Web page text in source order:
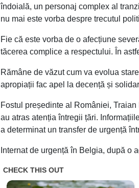
îndoială, un personaj complex al
nu mai este vorba despre trecutul
Fie că este vorba de o afecțiune
tăcerea complice a respectului. În
Rămâne de văzut cum va evolua
apropiații fac apel la decență și
Fostul președinte al României,
au atras atenția întregii țări.
a determinat un transfer de urgență
Internat de urgență în Belgia, după o